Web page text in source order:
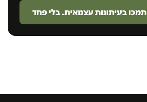
תמכו בעיתונות עצמאית. בלי פחד